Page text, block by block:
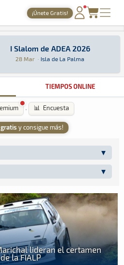
del motor desde 1999
¡Únete Gratis!
PORTADA
TIEMPOS ONLINE
NOTICIAS
AGENDA
GALERÍAS
ARCHIVO
de ADEA 2026
I Slalom de ADEA 2026
28 Mar · Isla de La Palma
· I Slalom de ADEA 2026: Aquí
La Palma Isla de La Palma
TIEMPOS ONLINE
· 📊 Encuesta
gratis y consigue más!
lideran el certamen
la FIALP